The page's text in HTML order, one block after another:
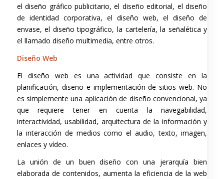
el diseño gráfico publicitario, el diseño editorial, el diseño
de identidad corporativa, el diseño web, el diseño de
envase, el diseño tipográfico, la cartelería, la señalética y
el llamado diseño multimedia, entre otros.
Diseño Web
El diseño web es una actividad que consiste en la
planificación, diseño e implementación de sitios web. No
es simplemente una aplicación de diseño convencional, ya
que requiere tener en cuenta la navegabilidad,
interactividad, usabilidad, arquitectura de la información y
la interacción de medios como el audio, texto, imagen,
enlaces y vídeo.
La unión de un buen diseño con una jerarquía bien
elaborada de contenidos, aumenta la eficiencia de la web